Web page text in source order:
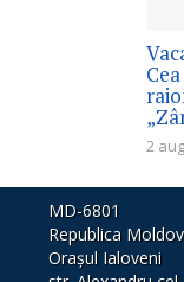
2
MD-6801
Republica
Orașul Ialoveni